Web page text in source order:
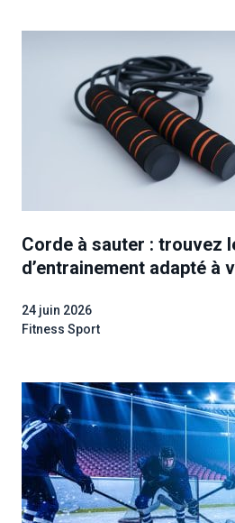
Corde à sauter : trouvez
d’entrainement adapté à
24 juin 2026
Fitness Sport